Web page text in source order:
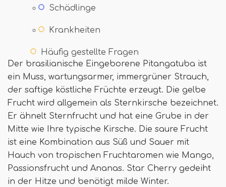
Schädlinge
Krankheiten
Häufig gestellte Fragen
Der brasilianische Eingeborene Pitangatuba ist
ein Muss, wartungsarmer, immergrüner Strauch,
der saftige köstliche Früchte erzeugt. Die gelbe
Frucht wird allgemein als Sternkirsche bezeichnet.
Er ähnelt Sternfrucht und hat eine Grube in der
Mitte wie Ihre typische Kirsche. Die saure Frucht
ist eine Kombination aus Süß und Sauer mit
Hauch von tropischen Fruchtaromen wie Mango,
Passionsfrucht und Ananas. Star Cherry gedeiht
in der Hitze und benötigt milde Winter.